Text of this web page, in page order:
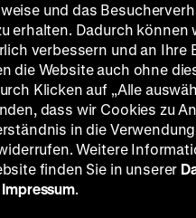
und das
erhalten. Dadurch können
verbessern und an Ihre
die Website auch ohne
Klicken auf „Alle
dass wir Cookies zu
in die
Weitere
finden Sie in unserer
Impressum.